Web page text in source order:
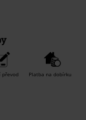
převod Platba na dobírku